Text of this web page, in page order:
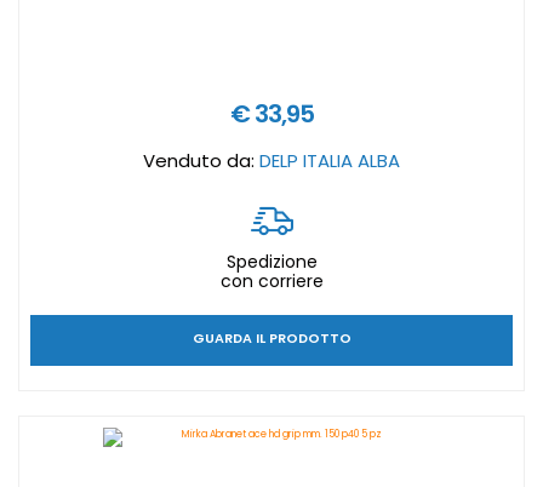
€ 33,95
Venduto da: DELP ITALIA ALBA
Spedizione
con corriere
GUARDA IL PRODOTTO